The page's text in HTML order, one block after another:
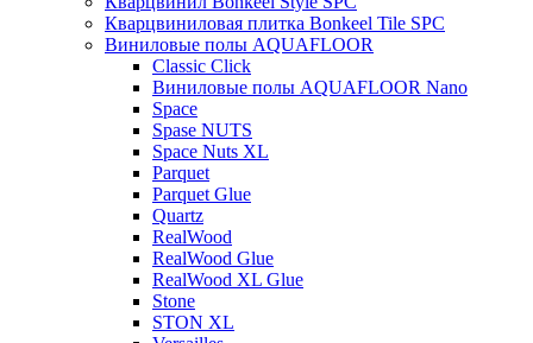
Кварцвиниловая плитка Bonkeel Tile SPC
Виниловые полы AQUAFLOOR
Classic Click
Виниловые полы AQUAFLOOR Nano
Space
Spase NUTS
Space Nuts XL
Parquet
Parquet Glue
Quartz
RealWood
RealWood Glue
RealWood XL Glue
Stone
STON XL